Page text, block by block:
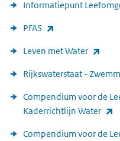
Informatiepunt
PFAS
Leven met Water
Rijkswaterstaat -
Compendium voor de
Kaderrichtlijn Water
Compendium voor de